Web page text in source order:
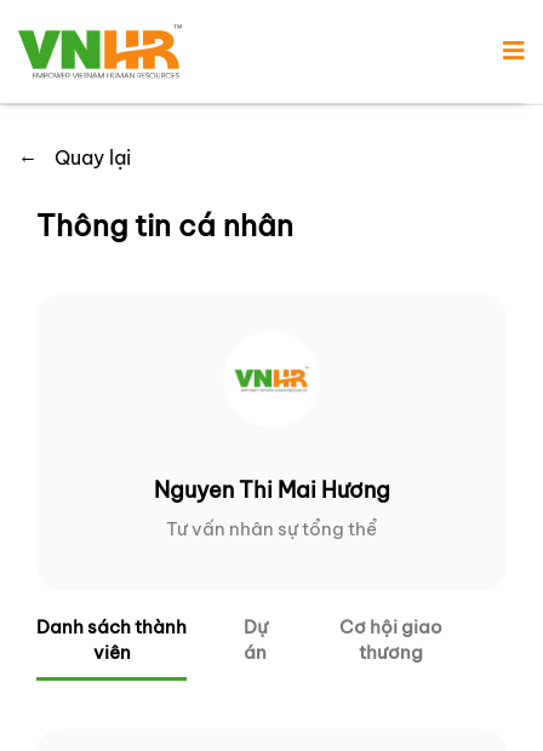
← Quay lại
Thông tin cá nhân
Nguyen Thi Mai Hương
Tư vấn nhân sự tổng thể
Danh sách thành
viên
Dự
án
Cơ hội giao
thương